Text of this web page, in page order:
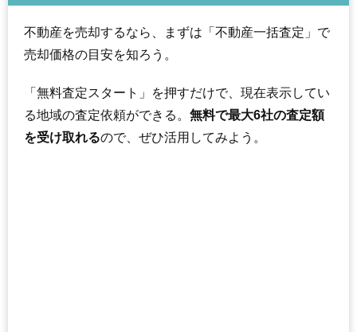
不動産を売却するなら、まずは「不動産一括査定」で
売却価格の目安を知ろう。
「無料査定スタート」を押すだけで、現在表示してい
る地域の査定依頼ができる。 無料で最大6社の査定額
を受け取れるので、ぜひ活用してみよう。